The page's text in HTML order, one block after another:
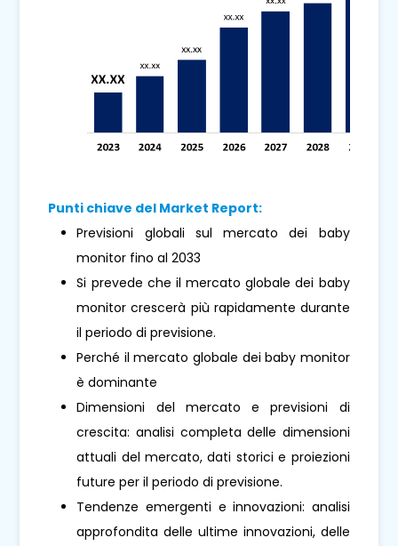
Punti chiave del Market Report:
Previsioni globali sul mercato dei baby
monitor fino al 2033
Si prevede che il mercato globale dei baby
monitor crescerà più rapidamente durante
il periodo di previsione.
Perché il mercato globale dei baby monitor
è dominante
Dimensioni del mercato e previsioni di
crescita: analisi completa delle dimensioni
attuali del mercato, dati storici e proiezioni
future per il periodo di previsione.
Tendenze emergenti e innovazioni: analisi
approfondita delle ultime innovazioni, delle